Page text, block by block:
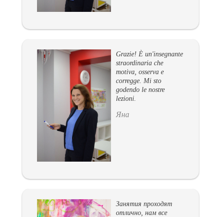
Grazie! È un'insegnante
straordinaria che
motiva, osserva e
corregge. Mi sto
godendo le nostre
lezioni.
Яна
Занятия проходят
отлично, нам все